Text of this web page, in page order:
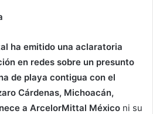
ha emitido una aclaratoria
en redes sobre un presunto
de playa contigua con el
Cárdenas, Michoacán,
a ArcelorMittal México ni su